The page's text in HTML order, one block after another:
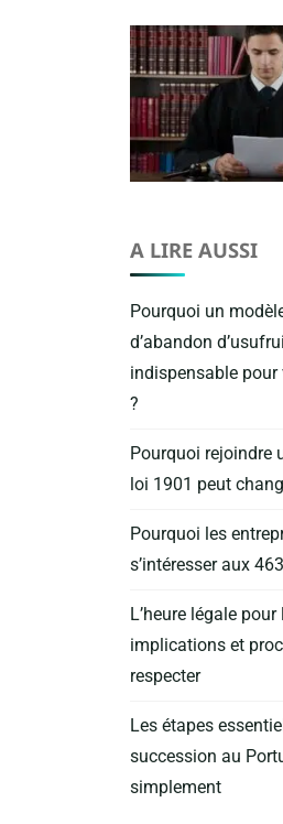
A LIRE AUSSI
Pourquoi un
d’abandon
indispensable pour
?
Pourquoi rejoindre
loi 1901 peut
Pourquoi les
s’intéresser aux
L’heure légale
implications et
respecter
Les étapes
succession au
simplement